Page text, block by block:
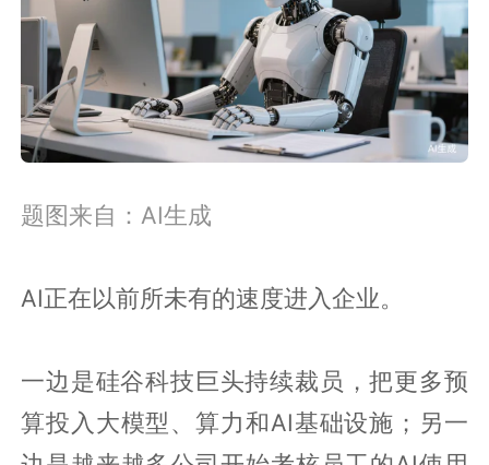
题图来自：AI生成
AI正在以前所未有的速度进入企业。
一边是硅谷科技巨头持续裁员，把更多预
算投入大模型、算力和AI基础设施；另一